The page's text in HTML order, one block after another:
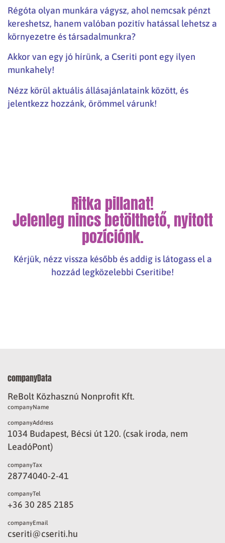
Régóta olyan munkára vágysz, ahol nemcsak pénzt
kereshetsz, hanem valóban pozitív hatással lehetsz a
környezetre és társadalmunkra?
Akkor van egy jó hírünk, a Cseriti pont egy ilyen
munkahely!
Nézz körül aktuális állásajánlataink között, és
jelentkezz hozzánk, örömmel várunk!
Ritka pillanat!
Jelenleg nincs betölthető, nyitott
pozíciónk.
Kérjük, nézz vissza később és addig is látogass el a
hozzád legközelebbi Cseritibe!
companyData
ReBolt Közhasznú Nonprofit Kft.
companyName
companyAddress
1034 Budapest, Bécsi út 120. (csak iroda, nem
LeadóPont)
companyTax
28774040-2-41
companyTel
+36 30 285 2185
companyEmail
cseriti@cseriti.hu